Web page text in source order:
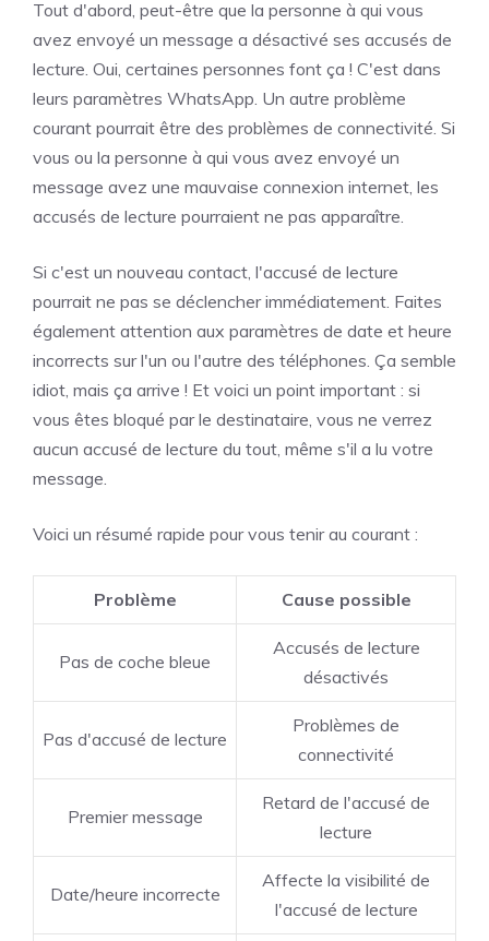
Tout d'abord, peut-être que la personne à qui vous
avez envoyé un message a désactivé ses accusés de
lecture. Oui, certaines personnes font ça ! C'est dans
leurs paramètres WhatsApp. Un autre problème
courant pourrait être des problèmes de connectivité. Si
vous ou la personne à qui vous avez envoyé un
message avez une mauvaise connexion internet, les
accusés de lecture pourraient ne pas apparaître.
Si c'est un nouveau contact, l'accusé de lecture
pourrait ne pas se déclencher immédiatement. Faites
également attention aux paramètres de date et heure
incorrects sur l'un ou l'autre des téléphones. Ça semble
idiot, mais ça arrive ! Et voici un point important : si
vous êtes bloqué par le destinataire, vous ne verrez
aucun accusé de lecture du tout, même s'il a lu votre
message.
Voici un résumé rapide pour vous tenir au courant :
Problème Cause possible
Pas de coche bleue
Accusés de lecture
désactivés
Pas d'accusé de lecture
Problèmes de
connectivité
Premier message
Retard de l'accusé de
lecture
Date/heure incorrecte
Affecte la visibilité de
l'accusé de lecture